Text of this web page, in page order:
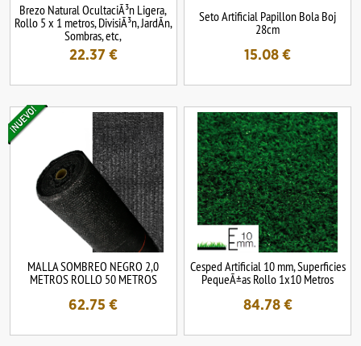
Brezo Natural OcultaciÃ³n Ligera,
Rollo 5 x 1 metros, DivisiÃ³n, JardÃ­n,
Sombras, etc,
22.37 €
Seto Artificial Papillon Bola Boj
28cm
15.08 €
MALLA SOMBREO NEGRO 2,0
METROS ROLLO 50 METROS
62.75 €
Cesped Artificial 10 mm, Superficies
PequeÃ±as Rollo 1x10 Metros
84.78€